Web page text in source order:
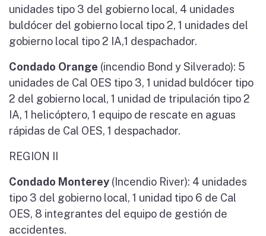
unidades tipo 3 del gobierno local, 4 unidades
buldócer del gobierno local tipo 2, 1 unidades del
gobierno local tipo 2 IA,1 despachador.
Condado Orange (incendio Bond y Silverado): 5
unidades de Cal OES tipo 3, 1 unidad buldócer tipo
2 del gobierno local, 1 unidad de tripulación tipo 2
IA, 1 helicóptero, 1 equipo de rescate en aguas
rápidas de Cal OES, 1 despachador.
REGION II
Condado Monterey (Incendio River): 4 unidades
tipo 3 del gobierno local, 1 unidad tipo 6 de Cal
OES, 8 integrantes del equipo de gestión de
accidentes.